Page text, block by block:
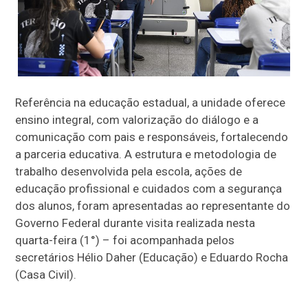
Referência na educação estadual, a unidade oferece
ensino integral, com valorização do diálogo e a
comunicação com pais e responsáveis, fortalecendo
a parceria educativa. A estrutura e metodologia de
trabalho desenvolvida pela escola, ações de
educação profissional e cuidados com a segurança
dos alunos, foram apresentadas ao representante do
Governo Federal durante visita realizada nesta
quarta-feira (1°) – foi acompanhada pelos
secretários Hélio Daher (Educação) e Eduardo Rocha
(Casa Civil).